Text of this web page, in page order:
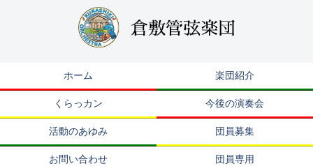
ホーム 楽団紹介
くらっカン 今後の演奏会
活動のあゆみ 団員募集
お問い合わせ 団員専用